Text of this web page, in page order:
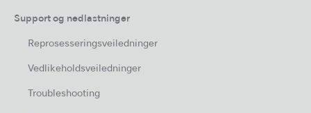
Support og nedlastninger
Reprosesseringsveiledninger
Vedlikeholdsveiledninger
Troubleshooting